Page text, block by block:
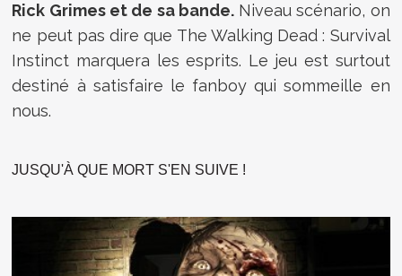
Rick Grimes et de sa bande.Niveau scénario, on
ne peut pas dire que The Walking Dead : Survival
Instinct marquera les esprits. Le jeu est surtout
destiné à satisfaire le fanboy qui sommeille en
nous.
JUSQU'À QUE MORT S'EN SUIVE !